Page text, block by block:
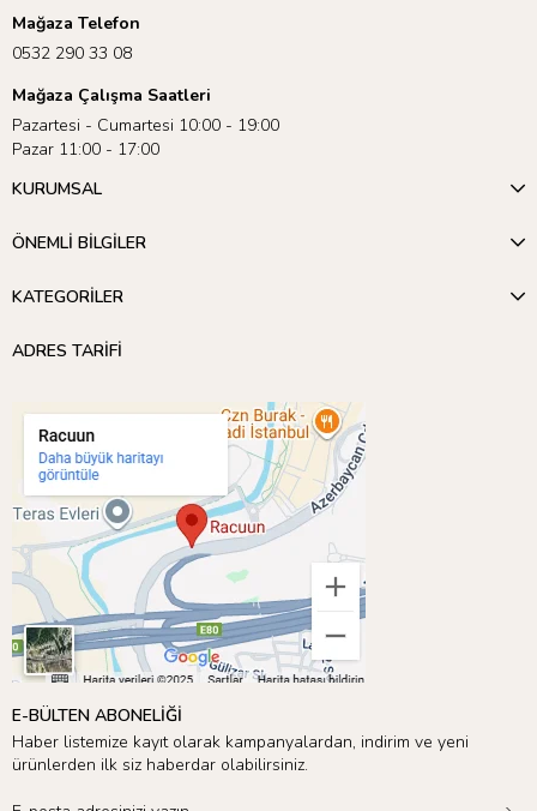
Uzay Teması ’nı inceleyebilirsiniz! 🎉
Mağaza Telefon
0532 290 33 08
Mağaza Çalışma Saatleri
Pazartesi - Cumartesi 10:00 - 19:00
Pazar 11:00 - 17:00
KURUMSAL
ÖNEMLİ BİLGİLER
KATEGORİLER
ADRES TARİFİ
E-BÜLTEN ABONELİĞİ
Haber listemize kayıt olarak kampanyalardan, indirim ve yeni
ürünlerden ilk siz haberdar olabilirsiniz.